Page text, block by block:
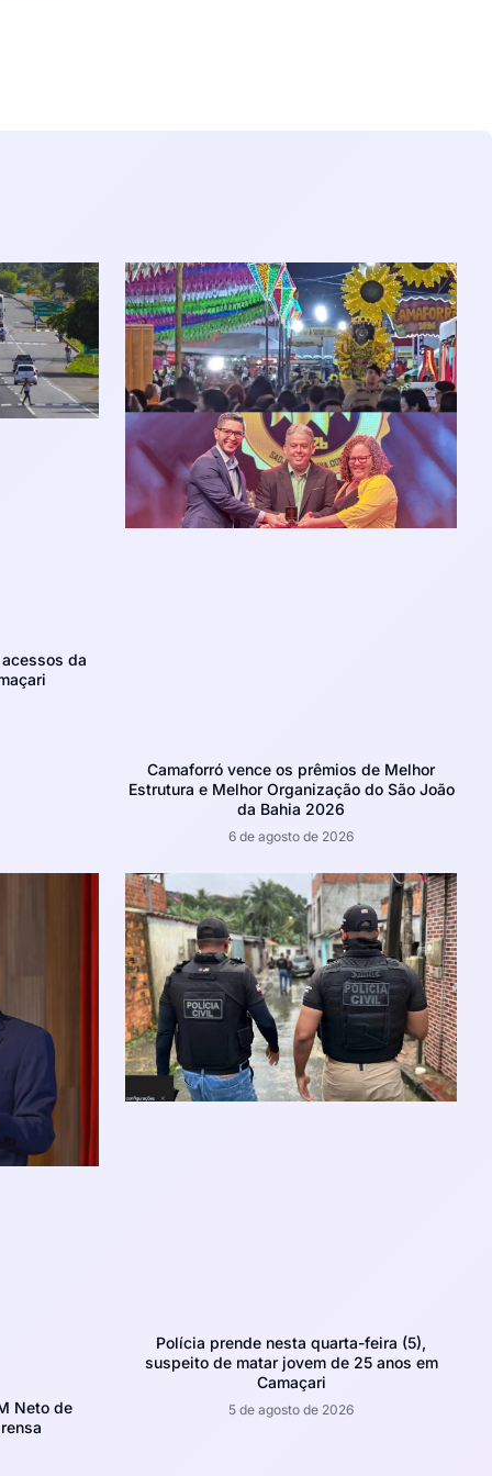
da
Camaforró vence os prêmios de Melhor
Estrutura e Melhor Organização do São João
da Bahia 2026
6 de agosto de 2026
Neto de
Polícia prende nesta quarta-feira (5),
suspeito de matar jovem de 25 anos em
Camaçari
5 de agosto de 2026